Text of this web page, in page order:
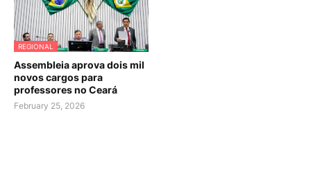
REGIONAL
Assembleia aprova dois mil
novos cargos para
professores no Ceará
February 25, 2026